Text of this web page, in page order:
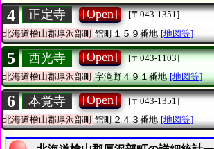
4 正定寺 [Open]
[〒043-1351]
北海道檜山郡厚沢部町 館町１５９番地 [地図等]
5 西光寺 [Open]
[〒043-1103]
北海道檜山郡厚沢部町字滝野４９１番地 [地図等]
6 本覚寺 [Open]
[〒043-1351]
北海道檜山郡厚沢部町館町２４３番地 [地図等]